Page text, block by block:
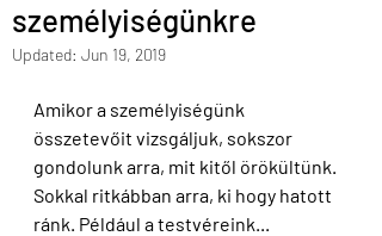
személyiségünkre
Updated: Jun 19, 2019
Amikor a személyiségünk
összetevőit vizsgáljuk, sokszor
gondolunk arra, mit kitől örökültünk.
Sokkal ritkábban arra, ki hogy hatott
ránk. Például a testvéreink...